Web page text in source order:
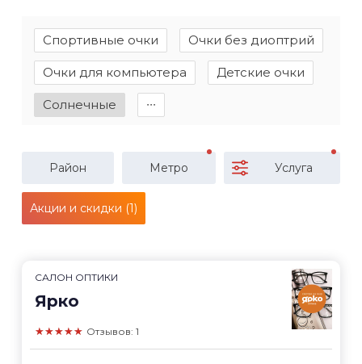
Спортивные очки Очки без диоптрий
Очки для компьютера Детские очки
Солнечные ∙∙∙
Район Метро Услуга
Акции и скидки (1)
САЛОН ОПТИКИ
Ярко
★★★★★ Отзывов: 1